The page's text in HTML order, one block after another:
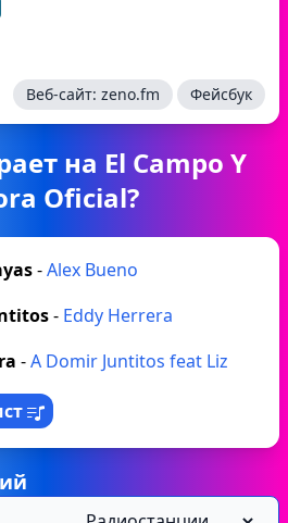
Веб-сайт: zeno.fm Фейсбук
на El Campo Y
Oficial?
-Alex Bueno
- Eddy Herrera
-A Domir Juntitos feat Liz